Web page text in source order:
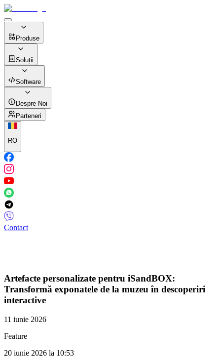
Produse
Soluții
Software
Despre Noi
Parteneri
RO
Contact
Artefacte personalizate pentru iSandBOX:
Transformă exponatele de la muzeu în descoperiri
interactive
11 iunie 2026
Feature
20 iunie 2026 la 10:53